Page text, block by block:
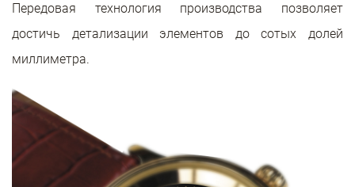
Передовая технология производства позволяет
достичь детализации элементов до сотых долей
миллиметра.